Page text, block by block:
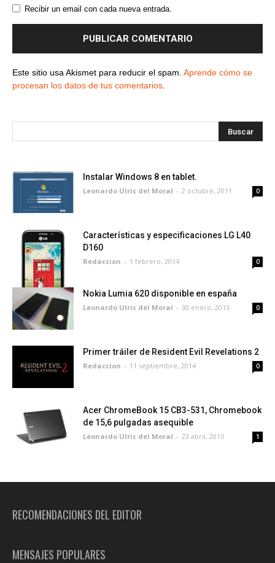
Recibir un email con cada nueva entrada.
Este sitio usa Akismet para reducir el spam. Aprende cómo se
procesan los datos de tus comentarios
Instalar Windows 8 en tablet.
Leonardo Ulric del Moral - 2 octubre, 2011 0
Características y especificaciones LG L40
D160
Redaccion - 1 febrero, 2014 0
Nokia Lumia 620 disponible en españa
Leonardo Ulric del Moral - 30 enero, 2013 0
Primer tráiler de Resident Evil Revelations 2
Redaccion - 11 septiembre, 2014 0
Acer ChromeBook 15 CB3-531, Chromebook
de 15,6 pulgadas asequible
Leonardo Ulric del Moral - 23 abril, 2015 1
RECOMENDACIONES DEL EDITOR
MENSAJES POPULARES